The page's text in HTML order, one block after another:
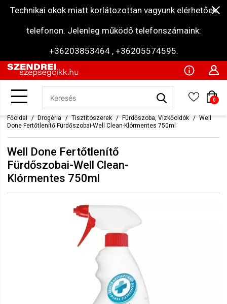
Technikai okok miatt korlátozottan vagyunk elérhetőek
telefonon. Jelenleg működő telefonszámaink:
+36203853464 , +36205574595.
0
Főoldal Drogéria Tisztítószerek Fürdőszoba, Vízkőoldók
Well
Done Fertőtlenítő Fürdőszobai-Well Clean-Klórmentes 750ml
Well Done Fertőtlenítő
Fürdőszobai-Well Clean-
Klórmentes 750ml